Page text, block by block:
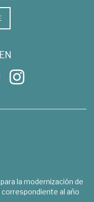
la modernización de
correspondiente al año